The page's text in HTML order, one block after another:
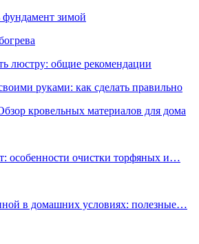
фундамент зимой
люстру: общие рекомендации
руками: как сделать правильно
кровельных материалов для дома
особенности очистки торфяных и…
в домашних условиях: полезные…